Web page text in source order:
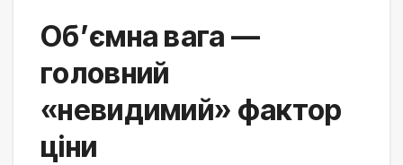
Об’ємна вага —
головний
«невидимий» фактор
ціни